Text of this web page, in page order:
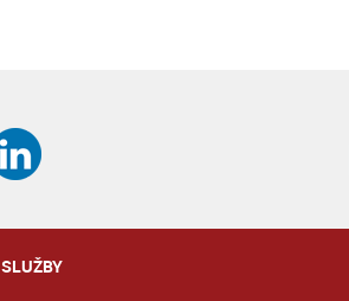
SLUŽBY